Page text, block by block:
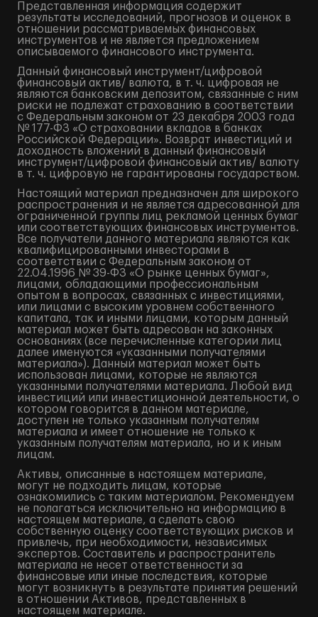
Представленная информация содержит
результаты исследований, прогнозов и оценок в
отношении рассматриваемых финансовых
инструментов и не является предложением
описываемого финансового инструмента.
Данный финансовый инструмент/цифровой
финансовый актив/ валюта, в т. ч. цифровая не
являются банковским депозитом, связанные с ним
риски не подлежат страхованию в соответствии
с Федеральным законом от 23 декабря 2003 года
№ 177-ФЗ «О страховании вкладов в банках
Российской Федерации». Возврат инвестиций и
доходность вложений в данный финансовый
инструмент/цифровой финансовый актив/ валюту
в т. ч. цифровую не гарантированы государством.
Настоящий материал предназначен для широкого
распространения и не является адресованной для
ограниченной группы лиц рекламой ценных бумаг
или соответствующих финансовых инструментов.
Все получатели данного материала являются как
квалифицированными инвесторами в
соответствии с Федеральным законом от
22.04.1996 № 39-ФЗ «О рынке ценных бумаг»,
лицами, обладающими профессиональным
опытом в вопросах, связанных с инвестициями,
или лицами с высоким уровнем собственного
капитала, так и иными лицами, которым данный
материал может быть адресован на законных
основаниях (все перечисленные категории лиц
далее именуются «указанными получателями
материала»). Данный материал может быть
использован лицами, которые не являются
указанными получателями материала. Любой вид
инвестиций или инвестиционной деятельности, о
котором говорится в данном материале,
доступен не только указанным получателям
материала и имеет отношение не только к
указанным получателям материала, но и к иным
лицам.
Активы, описанные в настоящем материале,
могут не подходить лицам, которые
ознакомились с таким материалом. Рекомендуем
не полагаться исключительно на информацию в
настоящем материале, а сделать свою
собственную оценку соответствующих рисков и
привлечь, при необходимости, независимых
экспертов. Составитель и распространитель
материала не несет ответственности за
финансовые или иные последствия, которые
могут возникнуть в результате принятия решений
в отношении Активов, представленных в
настоящем материале.